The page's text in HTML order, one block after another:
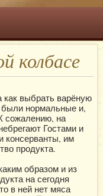
колбасе
выбрать варёную
были нормальные и,
сожалению, на
Гостами и
консерванты, им
продукта.
образом и из
на сегодня
в ней нет мяса